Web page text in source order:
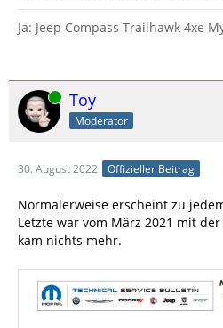
Ja: Jeep Compass Trailhawk 4xe
Online Toy
Moderator
30. August 2022 Offizieller Beitrag
Normalerweise erscheint zu
Letzte war vom März 2021 mit der
kam nichts mehr.